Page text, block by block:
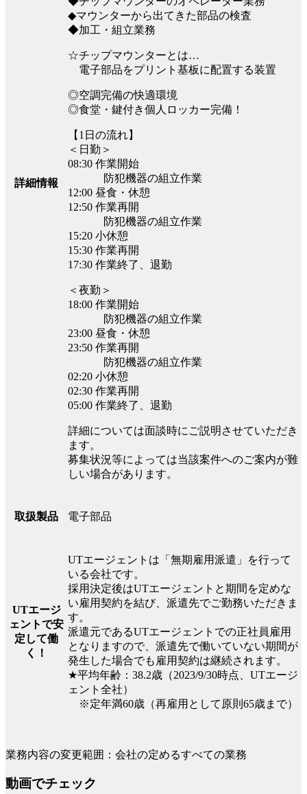
詳細情報
◆マウンターから出てきた部品の検査
◆加工・組立業務
☆チップマウンターとは…
電子部品をプリント基板に配置する装置
◎空調完備の快適環境
◎食堂・鍵付き個人ロッカー完備！
【1日の流れ】
＜日勤＞
08:30 作業開始
防犯機器の組立作業
12:00 昼食・休憩
12:50 作業再開
防犯機器の組立作業
15:20 小休憩
15:30 作業再開
17:30 作業終了、退勤
＜夜勤＞
18:00 作業開始
防犯機器の組立作業
23:00 昼食・休憩
23:50 作業再開
防犯機器の組立作業
02:20 小休憩
02:30 作業再開
05:00 作業終了、退勤
詳細については面談時にご説明させていただき
ます。
募集状況等によっては当該案件へのご案内が難
しい場合があります。
取扱製品 電子部品
UTエージ
ェントで安
定して働
く！
UTエージェントは「無期雇用派遣」を行って
いる会社です。
採用決定後はUTエージェントと期間を定めな
い雇用契約を結び、派遣先でご勤務いただきま
す。
派遣元であるUTエージェントでの正社員雇用
となりますので、派遣先で働いていない期間が
発生した場合でも雇用契約は継続されます。
★平均年齢：38.2歳（2023/9/30時点、UTエージ
ェント全社）
※定年満60歳（再雇用として原則65歳まで）
業務内容の変更範囲：会社の定めるすべての業務
動画でチェック